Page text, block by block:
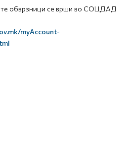
обврзници се врши во СОЦДАД
myAccount-